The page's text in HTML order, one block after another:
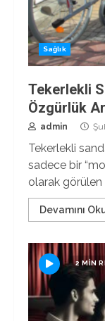
Sağlık
Tekerlekli
Özgürlük
admin
Tekerlekli
sadece bir
olarak görülen
Devamını
2 MIN